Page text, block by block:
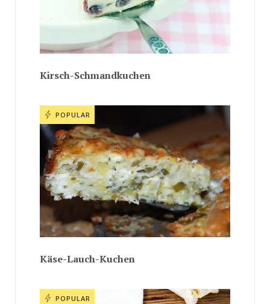
Kirsch-Schmandkuchen
POPULAR
Käse-Lauch-Kuchen
POPULAR